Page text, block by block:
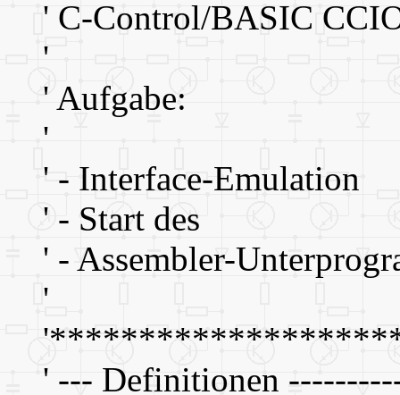
' C-Control/BASIC
'
' Aufgabe:
'
' - Interface-Emulation
' - Start des
' - Assembler-
'
' --- Definitionen